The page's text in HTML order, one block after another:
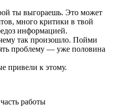
ты выгораешь. Это может
много критики в твой
информацией.
так произошло. Пойми
проблему — уже половина
привели к этому.
работы